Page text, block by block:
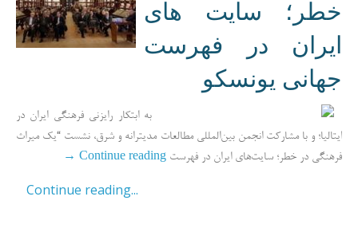
خطر؛ سایت های
ایران در فهرست
جهانی یونسکو
به ابتکار رایزنی فرهنگی ایران در
ایتالیا؛ و با مشارکت انجمن بین‌المللی مطالعات مدیترانه و شرق، نشست “یک میراث
فرهنگی در خطر؛ سایت‌های ایران در فهرست Continue reading
→
Continue reading...